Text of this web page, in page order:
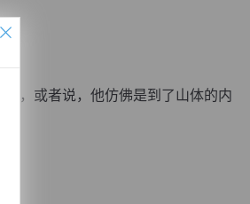
，或者说，他仿佛是到了山体的内